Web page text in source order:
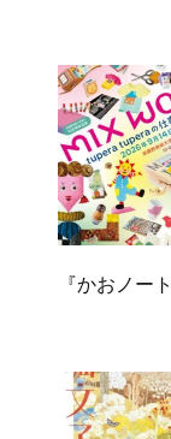
『かおノー